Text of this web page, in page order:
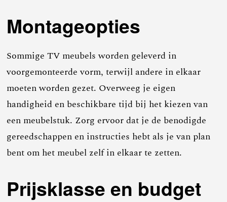
Montageopties
Sommige TV meubels worden geleverd in
voorgemonteerde vorm, terwijl andere in elkaar
moeten worden gezet. Overweeg je eigen
handigheid en beschikbare tijd bij het kiezen van
een meubelstuk. Zorg ervoor dat je de benodigde
gereedschappen en instructies hebt als je van plan
bent om het meubel zelf in elkaar te zetten.
Prijsklasse en budget